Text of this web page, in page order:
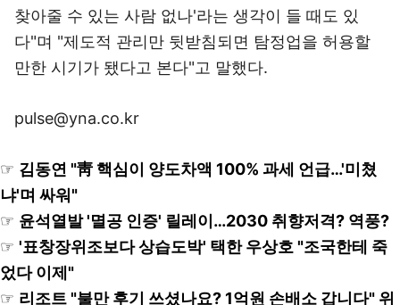
찾아줄 수 있는 사람 없나'라는 생각이 들 때도 있
다"며 "제도적 관리만 뒷받침되면 탐정업을 허용할
만한 시기가 됐다고 본다"고 말했다.
pulse@yna.co.kr
☞ 김동연 "靑 핵심이 양도차액 100% 과세 언급…'미쳤
냐'며 싸워"
☞ 윤석열발 '멸공 인증' 릴레이…2030 취향저격? 역풍?
☞ '표창장위조보다 상습도박' 택한 우상호 "조국한테 죽
었다 이제"
☞ 리조트 "불만 후기 쓰셨나요? 1억원 손배소 갑니다" 위